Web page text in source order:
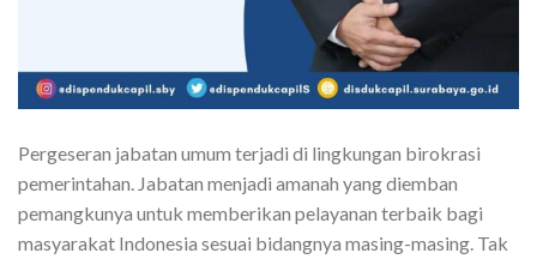
Pergeseran jabatan umum terjadi di lingkungan birokrasi
pemerintahan. Jabatan menjadi amanah yang diemban
pemangkunya untuk memberikan pelayanan terbaik bagi
masyarakat Indonesia sesuai bidangnya masing-masing. Tak